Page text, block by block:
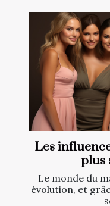
Les
plus
Le monde du
évolution, et